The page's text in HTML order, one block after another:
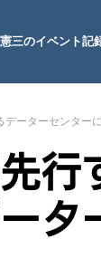
憲三のイベント記
ーターセンター
行
タ